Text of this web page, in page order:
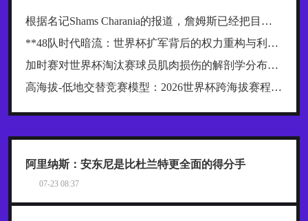
根据名记Shams Charania的报道，詹姆斯已经把目标范围缩小到了热火、骑士和76人这三支东部球队
**48队时代暗流：世界杯扩军背后的权力重构与利益争夺战**
加时赛对世界杯淘汰赛球员肌肉损伤的解剖学分布规律及关键诱因探究
高海拔-低地交替竞赛模型：2026世界杯跨海拔赛程的生理极限阈值与恢复窗口分析
阿里纳斯：安东尼是比杜兰特更全面的得分手
07-23 08:37